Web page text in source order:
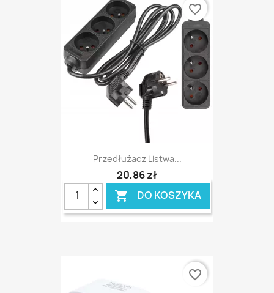
Przedłużacz Listwa...
20,86 zł
 DO KOSZYKA
favorite_border
favorite_border